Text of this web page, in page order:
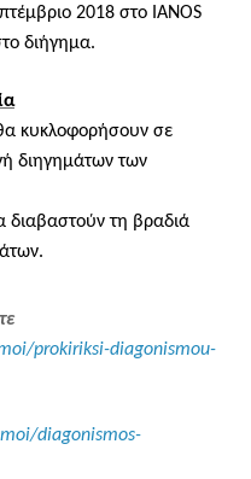
2018 στο IANOS
διήγημα.
κυκλοφορήσουν σε
διηγημάτων των
διαβαστούν τη βραδιά
/prokiriksi-diagonismou-
diagonismos-